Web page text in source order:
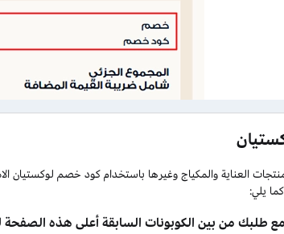
العناية والمكياج وغيرها باستخدام كود خصم لوكستيان
من بين الكوبونات السابقة أعلى هذه الصفحة